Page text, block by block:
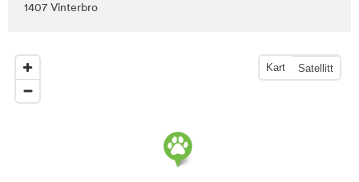
1407 Vinterbro
Kart Satellitt